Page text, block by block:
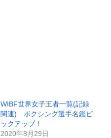
WIBF世界女子王者一覧(記録
関連) ボクシング選手名鑑ピ
ックアップ！
2020年8月29日